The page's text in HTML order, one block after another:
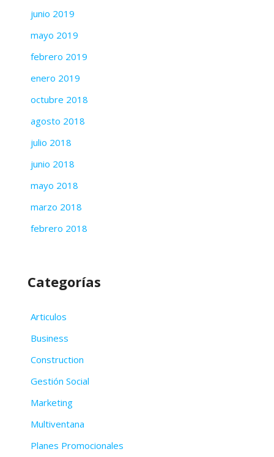
junio 2019
mayo 2019
febrero 2019
enero 2019
octubre 2018
agosto 2018
julio 2018
junio 2018
mayo 2018
marzo 2018
febrero 2018
Categorías
Articulos
Business
Construction
Gestión Social
Marketing
Multiventana
Planes Promocionales